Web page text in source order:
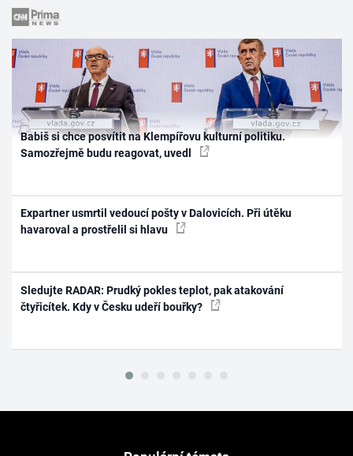
Babiš si chce posvítit na Klempířovu kulturní politiku.
Samozřejmě budu reagovat, uvedl
Expartner usmrtil vedoucí pošty v Dalovicích. Při útěku
havaroval a prostřelil si hlavu
Sledujte RADAR: Prudký pokles teplot, pak atakování
čtyřicítek. Kdy v Česku udeří bouřky?